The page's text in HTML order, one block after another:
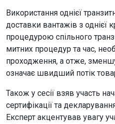
Використання однієї
доставки вантажів з однієї
процедурою спільного
митних процедур та час,
проходження, а отже,
означає швидший потік
Також у сесії взяв участь
сертифікації та
Експерт акцентував увагу